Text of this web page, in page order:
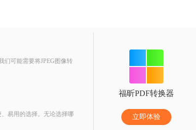
可能需要将JPEG图像转
易用的选择。无论选择哪
福昕PDF转换器
立即体验